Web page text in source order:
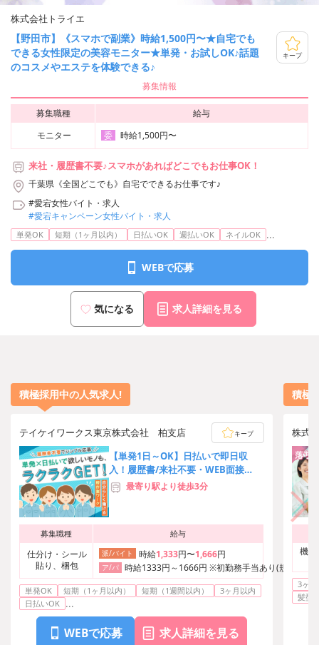
株式会社トライエ
【野田市】《スマホで副業》時給1,500円〜★自宅でも
できる女性限定の美容モニター★単発・お試しOK♪話題
のコスメやエステを体験できる♪
キープ
募集情報
募集職種
給与
モニター
委 時給1,500円〜
来社・履歴書不要♪スマホがあればどこでもお仕事OK！
千葉県《全国どこでも》自宅でできるお仕事です♪
#愛宕女性バイト・求人
#愛宕キャンペーン女性バイト・求人
単発OK 短期（1ヶ月以内） 日払いOK 週払いOK ネイルOK ...
WEBで応募
気になる 求人詳細を見る
積極採用中の人気求人!
テイケイワークス東京株式会社 柏支店 キープ
【単発1日～OK】日払いで即日収
入！履歴書/来社不要・WEB面接
OK→簡単オンライン登録♪
最寄り駅より徒歩3分
募集職種 給与
仕分け・シール
貼り、梱包
派/バイト 時給1,333円〜1,666円
ア/パ 時給1333円～1666円 ※初勤務手当あり(規定によ
単発OK 短期（1ヶ月以内） 短期（1週間以内）
3ヶ月以内
日払いOK ...
WEBで応募 求人詳細を見る
積極
株式
機械
3ヶ
髪型